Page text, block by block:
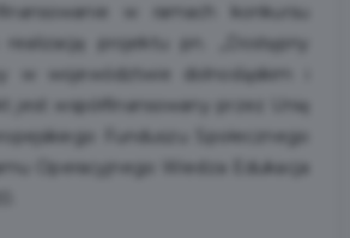
w ramach konkursu
realizację projektu pn. „Dostępny
w województwie dolnośląskim i
jest współfinansowany przez Unię
Funduszu Społecznego
Operacyjnego Wiedza Edukacja